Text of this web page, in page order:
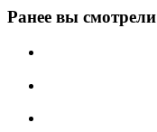
Ранее вы смотрели